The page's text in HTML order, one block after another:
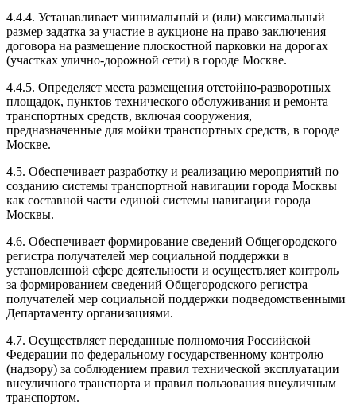
4.4.4. Устанавливает минимальный и (или) максимальный
размер задатка за участие в аукционе на право заключения
договора на размещение плоскостной парковки на дорогах
(участках улично-дорожной сети) в городе Москве.
4.4.5. Определяет места размещения отстойно-разворотных
площадок, пунктов технического обслуживания и ремонта
транспортных средств, включая сооружения,
предназначенные для мойки транспортных средств, в городе
Москве.
4.5. Обеспечивает разработку и реализацию мероприятий по
созданию системы транспортной навигации города Москвы
как составной части единой системы навигации города
Москвы.
4.6. Обеспечивает формирование сведений Общегородского
регистра получателей мер социальной поддержки в
установленной сфере деятельности и осуществляет контроль
за формированием сведений Общегородского регистра
получателей мер социальной поддержки подведомственными
Департаменту организациями.
4.7. Осуществляет переданные полномочия Российской
Федерации по федеральному государственному контролю
(надзору) за соблюдением правил технической эксплуатации
внеуличного транспорта и правил пользования внеуличным
транспортом.